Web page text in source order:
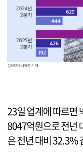
23일 업계에 따르면
8047억원으로 전년
은 전년 대비 32.3%